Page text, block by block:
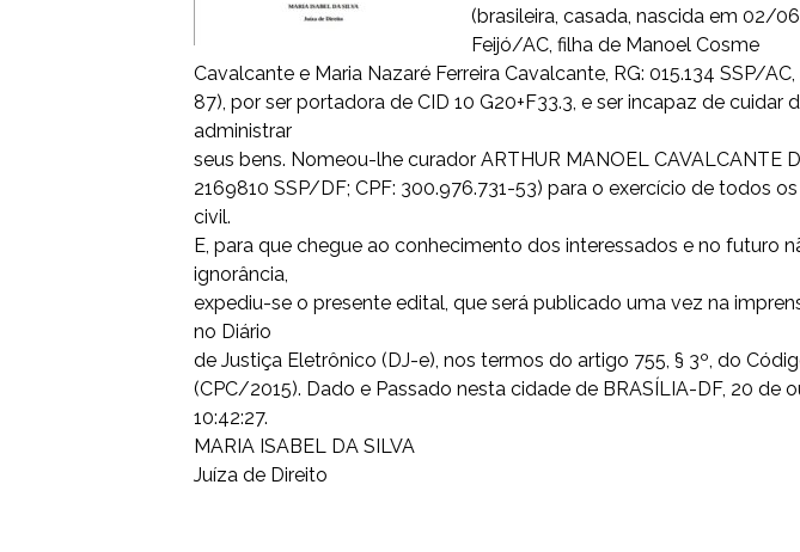
(brasileira, casada, nascida em 02/
Feijó/AC, filha de Manoel Cosme
Cavalcante e Maria Nazaré Ferreira Cavalcante, RG: 015.134 SSP/
87), por ser portadora de CID 10 G20+F33.3, e ser incapaz de cuidar
administrar
seus bens. Nomeou-lhe curador ARTHUR MANOEL CAVALCANTE
2169810 SSP/DF; CPF: 300.976.731-53) para o exercício de todos
civil.
E, para que chegue ao conhecimento dos interessados e no futuro
ignorância,
expediu-se o presente edital, que será publicado uma vez na
no Diário
de Justiça Eletrônico (DJ-e), nos termos do artigo 755, § 3º, do
(CPC/2015). Dado e Passado nesta cidade de BRASÍLIA-DF, 20 de
10:42:27.
MARIA ISABEL DA SILVA
Juíza de Direito